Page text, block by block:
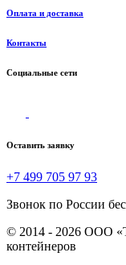
Оплата и доставка
Контакты
Социальные сети
Оставить заявку
+7 499 705 97 93
Звонок по России
© 2014 - 2026 ООО
контейнеров